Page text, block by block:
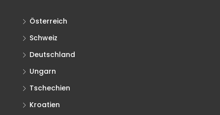
Österreich
Schweiz
Deutschland
Ungarn
Tschechien
Kroatien